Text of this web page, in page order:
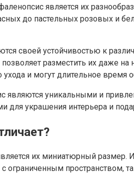
является их
до пастельных розовых и
своей устойчивостью к
разместить их даже на
и могут длительное время
являются уникальными и
для украшения интерьера и
их миниатюрный
пространством,